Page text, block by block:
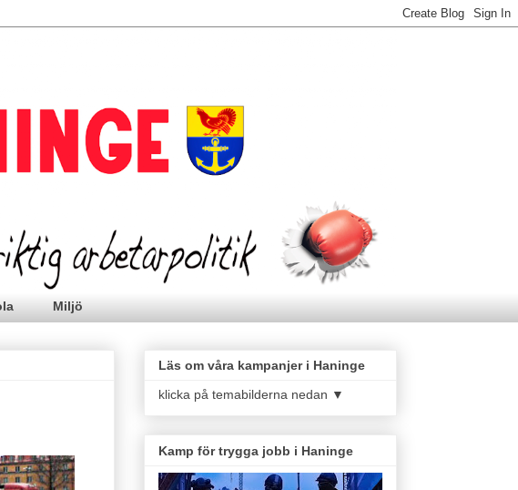
Miljö
Läs om våra kampanjer i Haninge
klicka på temabilderna nedan ▼
Kamp för trygga jobb i Haninge